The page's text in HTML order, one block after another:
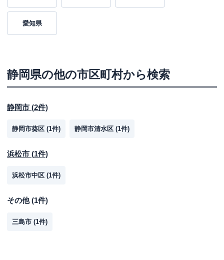
愛知県
静岡県の他の市区町村から検索
静岡市 (2件)
静岡市葵区 (1件) 静岡市清水区 (1件)
浜松市 (1件)
浜松市中区 (1件)
その他(1件)
三島市 (1件)